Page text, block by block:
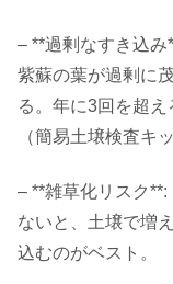
– **過剰なすき込み
紫蘇の葉が過剰に
る。年に3回を超
（簡易土壌検査キ
– **雑草化リスク
ないと、土壌で増
込むのがベスト。